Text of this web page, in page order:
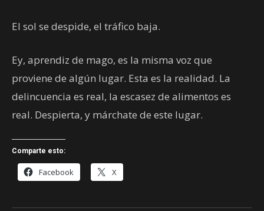
El sol se despide, el tráfico baja.
Ey, aprendiz de mago, es la misma voz que
proviene de algún lugar. Esta es la realidad. La
delincuencia es real, la escasez de alimentos es
real. Despierta, y márchate de este lugar.
Comparte esto:
Facebook X